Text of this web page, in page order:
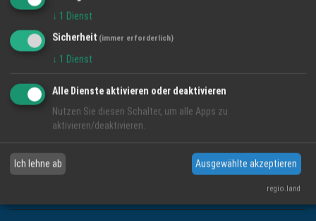
KONTAKT INFORMATIONEN
Regio Media eG
Löwenstrasse 60
Telefon: 07822-437350
↓ 1 Dienst
Sicherheit (immer erforderlich)
↓ 1 Dienst
Alle Dienste aktivieren oder deaktivieren
Nutzen Sie diesen Schalter, um alle Apps zu
aktivieren/deaktivieren.
Ich lehne ab Ausgewählte akzeptieren
regio.land